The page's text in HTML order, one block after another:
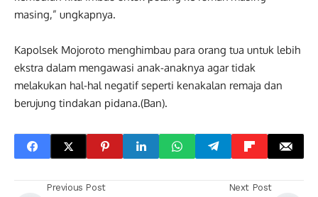
masing,” ungkapnya.
Kapolsek Mojoroto menghimbau para orang tua untuk lebih
ekstra dalam mengawasi anak-anaknya agar tidak
melakukan hal-hal negatif seperti kenakalan remaja dan
berujung tindakan pidana.(Ban).
Previous Post Next Post